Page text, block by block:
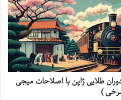
طلایی ژاپن با اصلاحات میجی